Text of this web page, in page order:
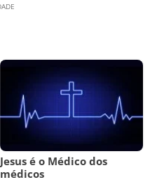
Jesus é o Médico dos
médicos